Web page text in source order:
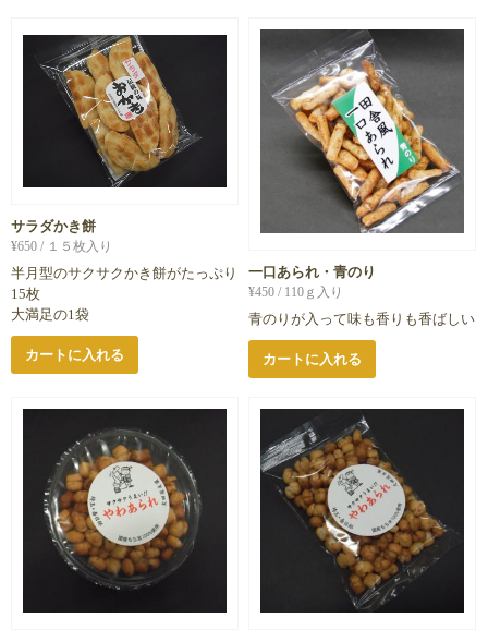
サラダかき餅
¥650 / １５枚入り
半月型のサクサクかき餅がたっぷり
15枚
大満足の1袋
カートに入れる
一口あられ・青のり
¥450 / 110ｇ入り
青のりが入って味も香りも香ばしい
カートに入れる